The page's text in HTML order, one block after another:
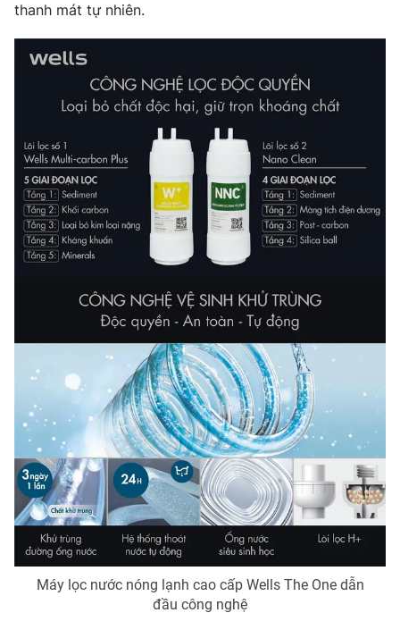
thanh mát tự nhiên.
Máy lọc nước nóng lạnh cao cấp Wells The One dẫn
đầu công nghệ